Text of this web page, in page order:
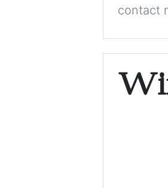
contact